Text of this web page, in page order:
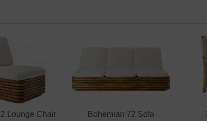
Lounge Chair Bohemian 72 Sofa